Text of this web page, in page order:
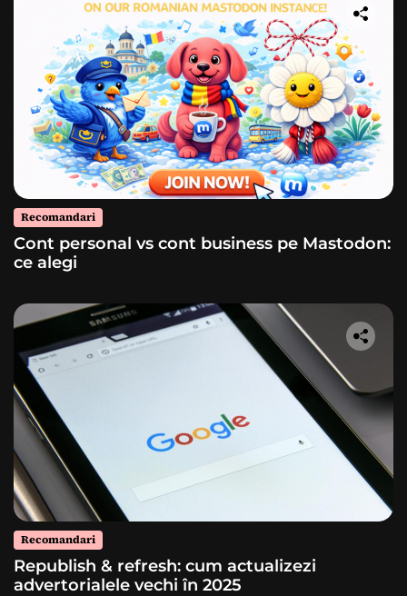
Recomandari
Cont personal vs cont business pe Mastodon:
ce alegi
Recomandari
Republish & refresh: cum actualizezi
advertorialele vechi în 2025